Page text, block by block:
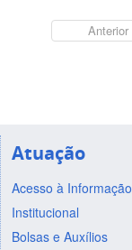
Anterior
Atuação
Acesso à Informação
Institucional
Bolsas e Auxílios